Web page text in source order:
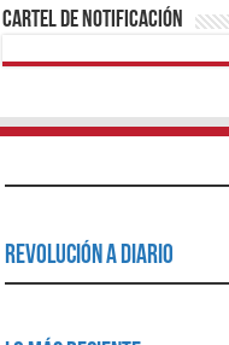
Cartel de Notificación
Revolución a Diario